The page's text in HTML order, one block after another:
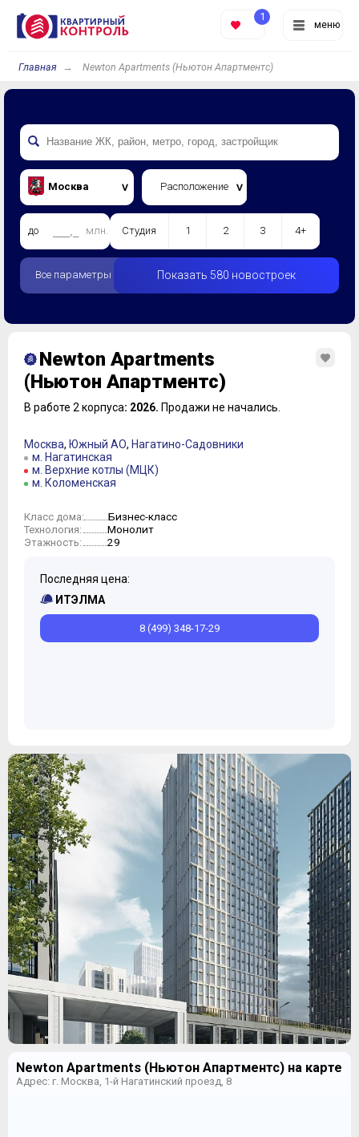
меню
1
Главная Newton Apartments (Ньютон Апартментс)
Москва Расположение
до млн. Студия 1 2 3 4+
Все параметры Показать 580 новостроек
Newton Apartments
(Ньютон Апартментс)
В работе 2 корпуса: 2026. Продажи не начались.
Москва, Южный АО, Нагатино-Садовники
м. Нагатинская
м. Верхние котлы (МЦК)
м. Коломенская
Класс дома: Бизнес-класс
Технология: Монолит
Этажность: 29
Последняя цена:
ИТЭЛМА
8 (499) 348-17-29
Newton Apartments (Ньютон Апартментс) на карте
Адрес: г. Москва, 1-й Нагатинский проезд, 8